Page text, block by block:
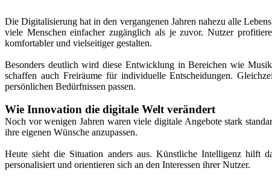
Die Digitalisierung hat in den vergangenen Jahren nahezu alle
viele Menschen einfacher zugänglich als je zuvor. Nutzer
komfortabler und vielseitiger gestalten.
Besonders deutlich wird diese Entwicklung in Bereichen wie
schaffen auch Freiräume für individuelle Entscheidungen.
persönlichen Bedürfnissen passen.
Wie Innovation die digitale Welt verändert
Noch vor wenigen Jahren waren viele digitale Angebote stark
ihre eigenen Wünsche anzupassen.
Heute sieht die Situation anders aus. Künstliche Intelligenz hilft
personalisiert und orientieren sich an den Interessen ihrer Nutzer.